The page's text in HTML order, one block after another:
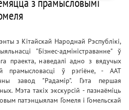
з Кітайскай Народнай Рэспублікі,
"Бізнес-адміністраванне" ў
праекта, наведалі адно з вядучых
прамысловасці ў рэгіёне, - ААТ
завод "Радамір". Гэта першая
Мэта такіх экскурсій - пазнаёміць
патэнцыялам Гомеля і Гомельскай